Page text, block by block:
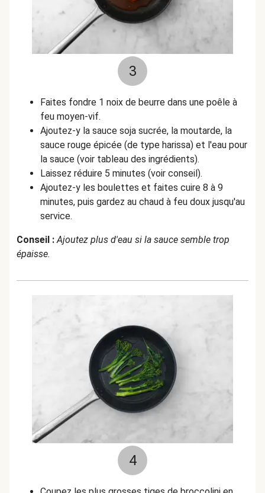
3
Faites fondre 1 noix de beurre dans une poêle à
feu moyen-vif.
Ajoutez-y la sauce soja sucrée, la moutarde, la
sauce rouge épicée (de type harissa) et l'eau pour
la sauce (voir tableau des ingrédients).
Laissez réduire 5 minutes (voir conseil).
Ajoutez-y les boulettes et faites cuire 8 à 9
minutes, puis gardez au chaud à feu doux jusqu'au
service.
Conseil : Ajoutez plus d'eau si la sauce semble trop
épaisse.
4